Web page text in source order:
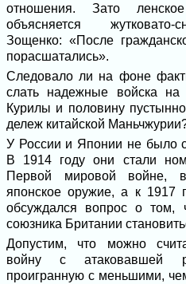
отношения. Зато
объясняется жутковато-
Зощенко: «После
порасшатались».
Следовало ли на фоне
слать надежные войска на
Курилы и половину
дележ китайской
У России и Японии не было
В 1914 году они стали
Первой мировой войне,
японское оружие, а к 1917
обсуждался вопрос о
союзника Британии
Допустим, что можно
войну с атаковавшей
проигранную с меньшими,